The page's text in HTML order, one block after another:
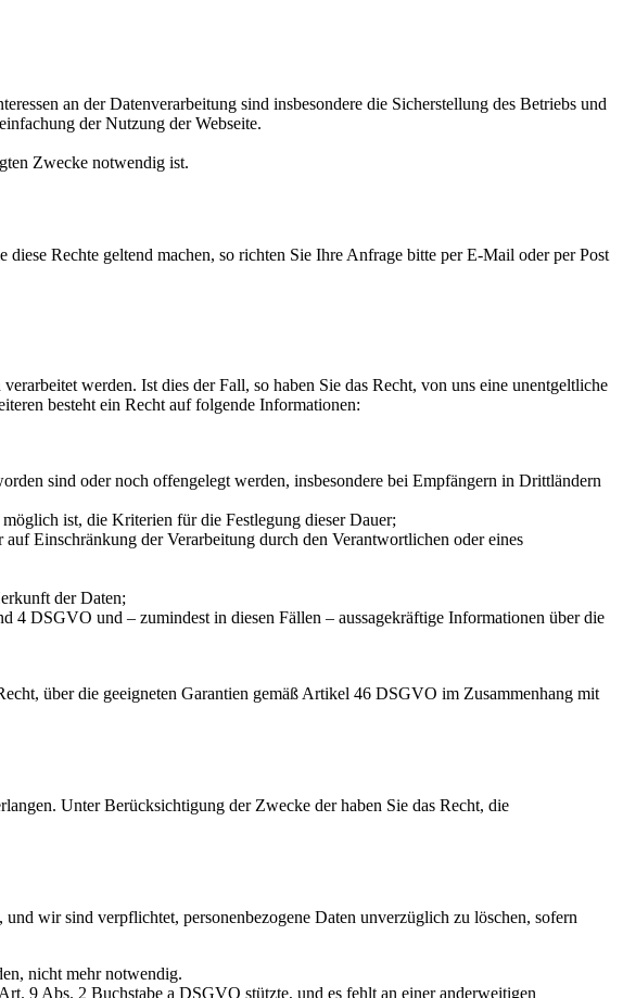
an der Datenverarbeitung sind insbesondere die Sicherstellung des Betriebs und
der Nutzung der Webseite.
Zwecke notwendig ist.
Rechte geltend machen, so richten Sie Ihre Anfrage bitte per E-Mail oder per Post
werden. Ist dies der Fall, so haben Sie das Recht, von uns eine unentgeltliche
besteht ein Recht auf folgende Informationen:
sind oder noch offengelegt werden, insbesondere bei Empfängern in Drittländern
ist, die Kriterien für die Festlegung dieser Dauer;
Einschränkung der Verarbeitung durch den Verantwortlichen oder eines
der Daten;
4 DSGVO und – zumindest in diesen Fällen – aussagekräftige Informationen über die
über die geeigneten Garantien gemäß Artikel 46 DSGVO im Zusammenhang mit
Unter Berücksichtigung der Zwecke der haben Sie das Recht, die
wir sind verpflichtet, personenbezogene Daten unverzüglich zu löschen, sofern
nicht mehr notwendig.
9 Abs. 2 Buchstabe a DSGVO stützte, und es fehlt an einer anderweitigen